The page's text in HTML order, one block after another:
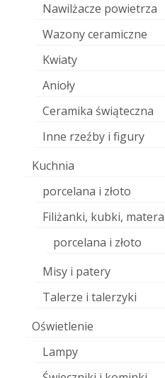
Nawilżacze powietrza
Wazony ceramiczne
Kwiaty
Anioły
Ceramika świąteczna
Inne rzeźby i figury
Kuchnia
porcelana i złoto
Filiżanki, kubki, matera
porcelana i złoto
Misy i patery
Talerze i talerzyki
Oświetlenie
Lampy